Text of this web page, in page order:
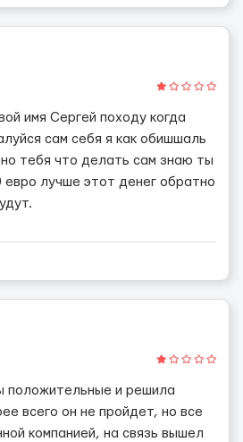
имя Сергей походу когда
сам себя я как обишшаль
тебя что делать сам знаю ты
евро лучше этот денег обратно
положительные и решила
всего он не пройдет, но все
компанией, на связь вышел